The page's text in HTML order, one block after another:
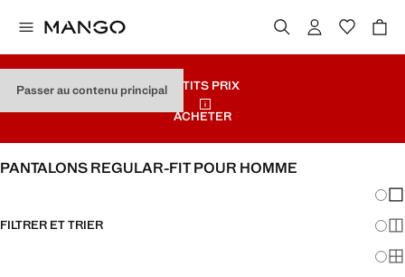
Passer au contenu principalPETITS PRIX
ACHETER
PANTALONS REGULAR-FIT POUR HOMME
FILTRER ET TRIER